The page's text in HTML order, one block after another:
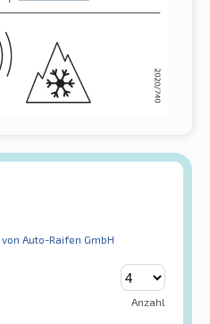
von Auto-Raifen GmbH
Anzahl